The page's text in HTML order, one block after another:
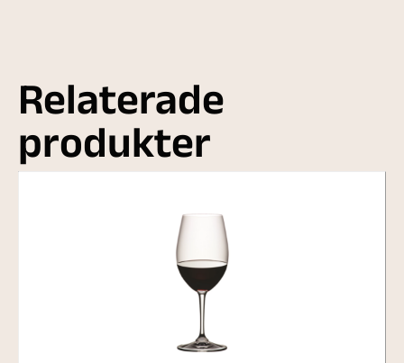
Relaterade
produkter